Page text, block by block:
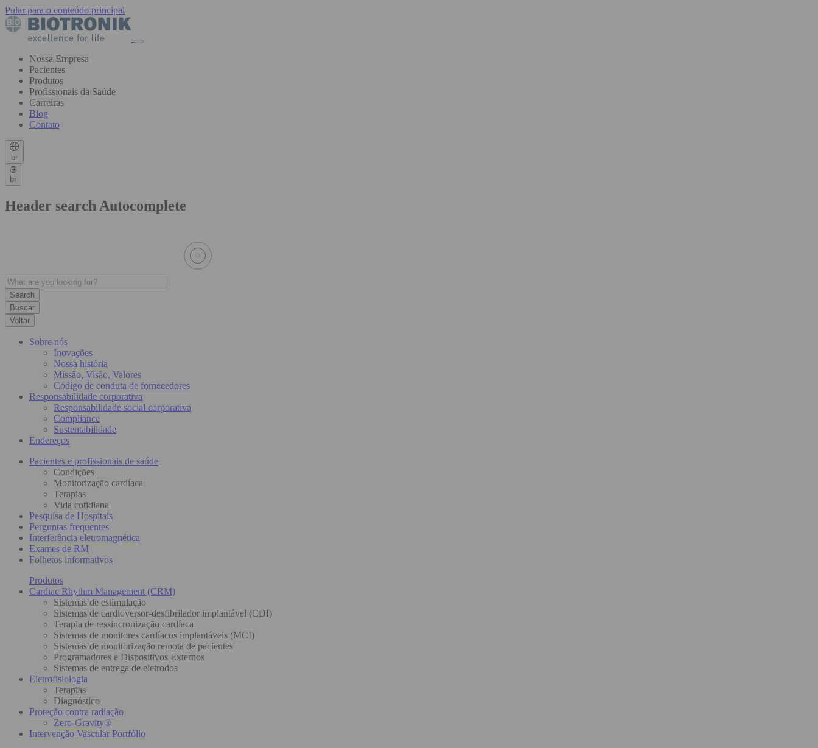
Pular para o conteúdo principal
Nossa Empresa
Pacientes
Produtos
Profissionais da Saúde
Carreiras
Blog
Contato
br
br
Header search Autocomplete
Buscar
Voltar
Sobre nós
Inovações
Nossa história
Missão, Visão, Valores
Código de conduta de fornecedores
Responsabilidade corporativa
Responsabilidade social corporativa
Compliance
Sustentabilidade
Endereços
Pacientes e profissionais de saúde
Condições
Monitorização cardíaca
Terapias
Vida cotidiana
Pesquisa de Hospitais
Perguntas frequentes
Interferência eletromagnética
Exames de RM
Folhetos informativos
Produtos
Cardiac Rhythm Management (CRM)
Sistemas de estimulação
Sistemas de cardioversor-desfibrilador implantável (CDI)
Terapia de ressincronização cardíaca
Sistemas de monitores cardíacos implantáveis (MCI)
Sistemas de monitorização remota de pacientes
Programadores e Dispositivos Externos
Sistemas de entrega de eletrodos
Eletrofisiologia
Terapias
Diagnóstico
Proteção contra radiação
Zero-Gravity®
Intervenção Vascular Portfólio